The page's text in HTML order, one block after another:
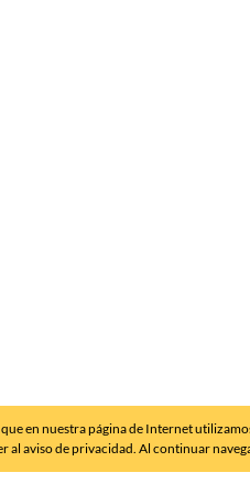
en nuestra página de Internet
al aviso de privacidad. Al continuar